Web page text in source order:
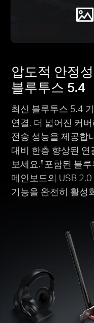
압도적 안정성
블루투스 5.4
최신 블루투스 5.4
연결, 더 넓어진 커
전송 성능을 제공합
대비 한층 향상된
보세요.§ 포함된 블
메인보드의 USB
기능을 완전히 활성